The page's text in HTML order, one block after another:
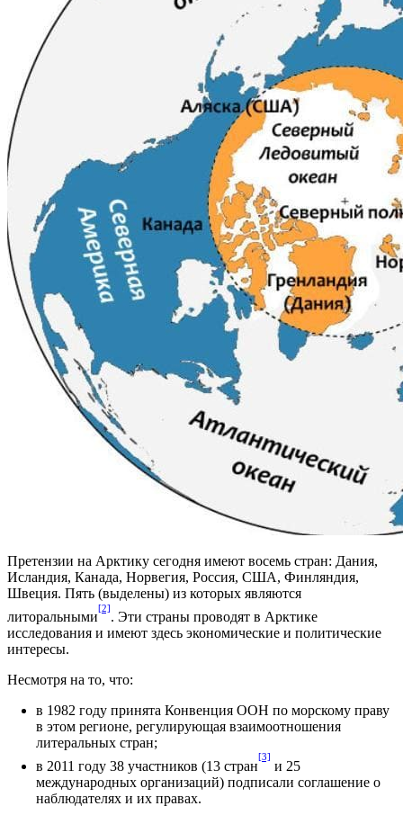
Претензии на Арктику сегодня имеют восемь стран: Дания,
Исландия, Канада, Норвегия, Россия, США, Финляндия,
Швеция. Пять (выделены) из которых являются
литоральными
[2]
. Эти страны проводят в Арктике
исследования и имеют здесь экономические и политические
интересы.
Несмотря на то, что:
в 1982 году принята Конвенция ООН по морскому праву
в этом регионе, регулирующая взаимоотношения
литеральных стран;
в 2011 году 38 участников (13 стран
[3]
и 25
международных организаций) подписали соглашение о
наблюдателях и их правах.